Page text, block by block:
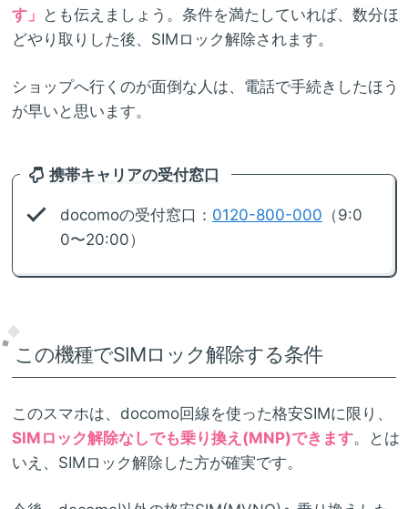
す」 とも伝えましょう。条件を満たしていれば、数分ほ
どやり取りした後、SIMロック解除されます。
ショップへ行くのが面倒な人は、電話で手続きしたほう
が早いと思います。
携帯キャリアの受付窓口
docomoの受付窓口： 0120-800-000 （9:0
0〜20:00）
この機種でSIMロック解除する条件
このスマホは、docomo回線を使った格安SIMに限り、
SIMロック解除なしでも乗り換え(MNP)できます。とは
いえ、SIMロック解除した方が確実です。